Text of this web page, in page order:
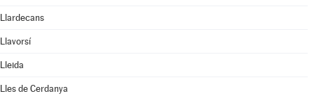
Llardecans
Llavorsí
Lleida
Lles de Cerdanya